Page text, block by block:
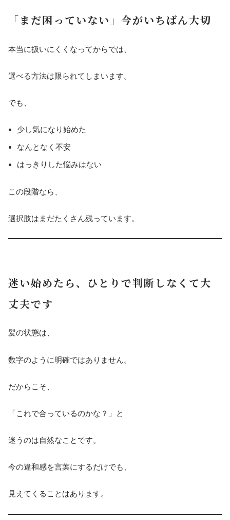
「まだ困っていない」今がいちばん大切
本当に扱いにくくなってからでは、
選べる方法は限られてしまいます。
でも、
少し気になり始めた
なんとなく不安
はっきりした悩みはない
この段階なら、
選択肢はまだたくさん残っています。
迷い始めたら、ひとりで判断しなくて大
丈夫です
髪の状態は、
数字のように明確ではありません。
だからこそ、
「これで合っているのかな？」と
迷うのは自然なことです。
今の違和感を言葉にするだけでも、
見えてくることはあります。